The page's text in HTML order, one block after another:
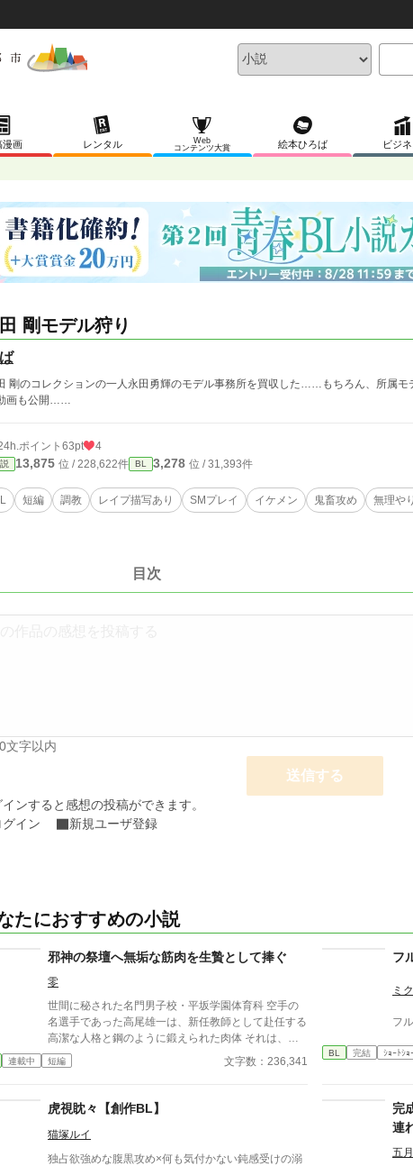
漫画 レンタル
Web
コンテンツ大賞
絵本ひろば ビジネ
剛モデル狩り
剛のコレクションの一人永田勇輝のモデル事務所を買収した……もちろん、所属
画も公開……
ポイント 63pt 4
13,875 位 / 228,622件 BL 3,278 位 / 31,393件
短編 調教 レイプ描写あり SMプレイ イケメン 鬼畜攻め 無理や
目次
文字以内
送信する
インすると感想の投稿ができます。
グイン
新規ユーザ登録
たにおすすめの小説
邪神の祭壇へ無垢な筋肉を生贄として捧ぐ
零
世間に秘された名門男子校・平坂学園体育科 空手の
名選手であった高尾雄一は、新任教師として赴任する
高潔な人格と鋼のように鍛えられた肉体 それは、学
園にとって最高の生贄の候補に他ならなかった 至高
の筋肉を持つ、精神を削られ意志をなくした青年を太
躍する 意志をなくし筋肉の操り人形と化した“デク”
ァンタジー
連載中 短編 文字数：236,341
フ
ミ
フ
BL 完結 ｼｮｰﾄｼｮ
虎視眈々【創作BL】
猫塚ルイ
独占欲強めな腹黒攻め×何も気付かない鈍感受けの溺
完
連
五